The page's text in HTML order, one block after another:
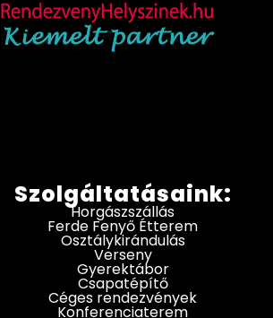
Szolgáltatásaink:
Horgászszállás
Ferde Fenyő Étterem
Osztálykirándulás
Verseny
Gyerektábor
Csapatépítő
Céges rendezvények
Konferenciaterem